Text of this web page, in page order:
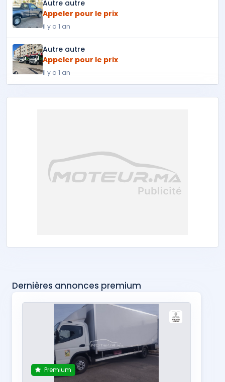
Autre autre
Appeler pour le prix
il y a 1 an
Autre autre
Appeler pour le prix
il y a 1 an
Dernières annonces premium
Premium